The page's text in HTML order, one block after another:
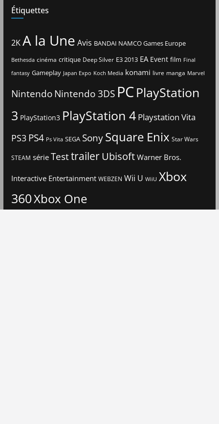
Étiquettes
2KA la Une Avis BANDAI NAMCO Games Europe
Bethesda cinéma critique Deep Silver E3 2013 EA Event film Final
fantasy Gameplay Japan Expo Koch Media konami livre manga Marvel
Nintendo Nintendo 3DS PCPlayStation
3 PlayStation3 PlayStation 4 Playstation Vita
PS3 PS4 Ps Vita SEGA Sony Square Enix Star Wars
STEAM série TesttrailerUbisoftWarner Bros.
Interactive Entertainment WEBZEN Wii U WiiU Xbox
360Xbox One